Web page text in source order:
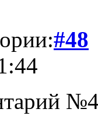
#48